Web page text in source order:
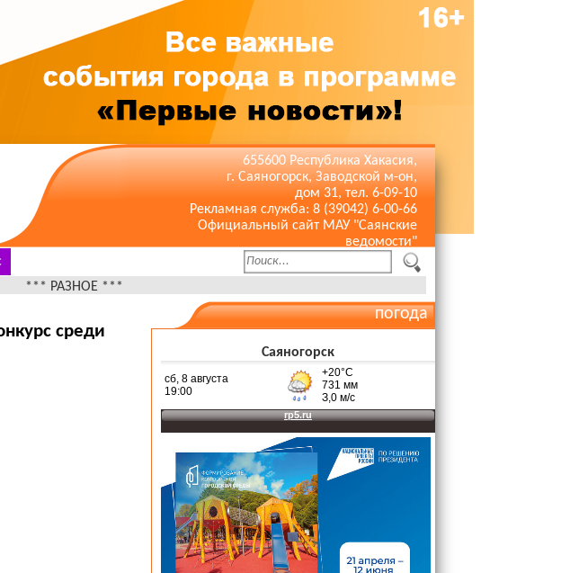
655600 Республика Хакасия,
г. Саяногорск, Заводской м-он,
дом 31, тел. 6-09-10
Рекламная служба: 8 (39042) 6-00-66
Официальный сайт МАУ "Саянские
ведомости"
***
среди
погода
Саяногорск